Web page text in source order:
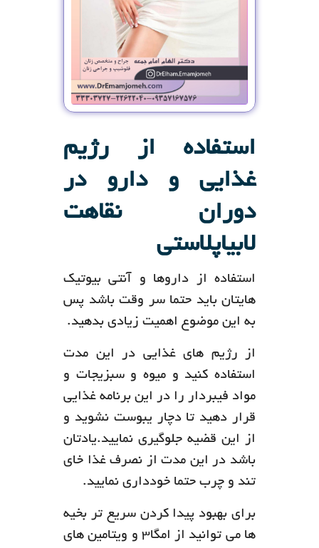
استفاده از رژیم
غذایی و دارو در
دوران نقاهت
لابیاپلاستی
استفاده از داروها و آنتی بیوتیک
هایتان باید حتما سر وقت باشد پس
به این موضوع اهمیت زیادی بدهید.
از رژیم های غذایی در این مدت
استفاده کنید و میوه و سبزیجات و
مواد فیبردار را در این برنامه غذایی
قرار دهید تا دچار یبوست نشوید و
از این قضیه جلوگیری نمایید.یادتان
باشد در این مدت از نصرف غذا خای
تند و چرب حتما خودداری نمایید.
برای بهبود پیدا کردن سریع تر بخیه
ها می توانید از امگا3 و ویتامین های